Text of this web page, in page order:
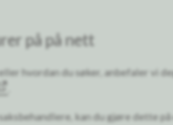
på på nett
hvordan du søker, anbefaler vi
kan du gjøre dette på